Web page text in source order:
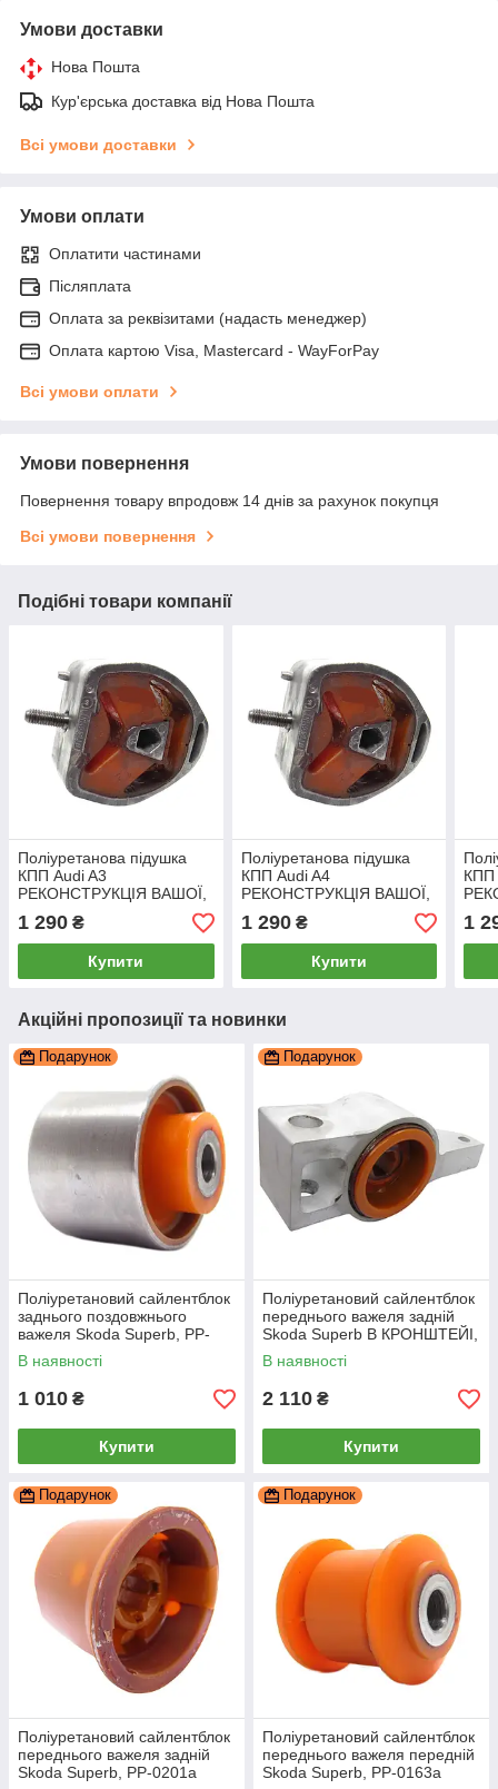
Умови доставки
Нова Пошта
Кур'єрська доставка від Нова Пошта
Всі умови доставки
Умови оплати
Оплатити частинами
Післяплата
Оплата за реквізитами (надасть менеджер)
Оплата картою Visa, Mastercard - WayForPay
Всі умови оплати
Умови повернення
Повернення товару впродовж 14 днів за рахунок покупця
Всі умови повернення
Подібні товари компанії
Поліуретанова підушка
КПП Audi A3
РЕКОНСТРУКЦІЯ ВАШОЇ,
PP-0386pb
1 290 ₴
Купити
Поліуретанова підушка
КПП Audi A4
РЕКОНСТРУКЦІЯ ВАШОЇ,
PP-0386pb
1 290₴
Купити
КПП
PP-
1
Акційні пропозиції та новинки
Подарунок
Поліуретановий сайлентблок
заднього поздовжнього
важеля Skoda Superb, PP-
0122b
В наявності
1 010 ₴
Купити
Подарунок
Поліуретановий сайлентблок
переднього важеля задній
Skoda Superb В КРОНШТЕЙІ,
PP-0201d
В наявності
2 110 ₴
Купити
Подарунок
Поліуретановий сайлентблок
переднього важеля задній
Skoda Superb, PP-0201a
Подарунок
Поліуретановий сайлентблок
переднього важеля передній
Skoda Superb, PP-0163a